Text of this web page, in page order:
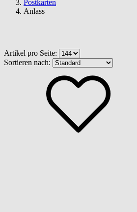
Postkarten
Anlass
Artikel pro Seite:
Sortieren nach: